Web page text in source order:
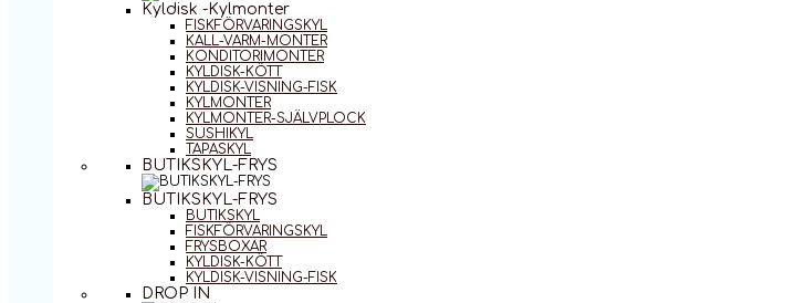
Kyldisk -Kylmonter
FISKFÖRVARINGSKYL
KALL-VARM-MONTER
KONDITORIMONTER
KYLDISK-KÖTT
KYLDISK-VISNING-FISK
KYLMONTER
KYLMONTER-SJÄLVPLOCK
SUSHIKYL
TAPASKYL
BUTIKSKYL-FRYS
BUTIKSKYL-FRYS
BUTIKSKYL
FISKFÖRVARINGSKYL
FRYSBOXAR
KYLDISK-KÖTT
KYLDISK-VISNING-FISK
DROP IN